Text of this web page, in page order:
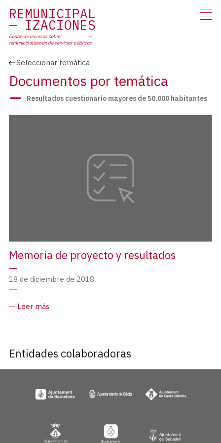
REMUNICIPAL
IZACIONES
Centro de recursos sobre
remunicipalizaciónde servicios públicos
Seleccionar temática
Documentos por temática
Resultados cuestionario mayores de 50.000 habitantes
Memoria de proyecto y resultados
18 de diciembre de 2018
Leer más
Entidades colaboradoras